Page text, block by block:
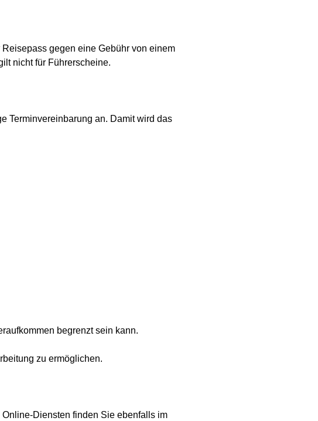
gegen eine Gebühr von einem
nicht für Führerscheine.
Terminvereinbarung an. Damit wird das
begrenzt sein kann.
zu ermöglichen.
Diensten finden Sie ebenfalls im